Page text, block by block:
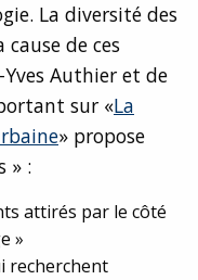
La diversité des
de ces
Authier et de
sur «La
» propose
» :
attirés par le côté
»
recherchent